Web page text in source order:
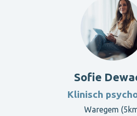
Sofie
Klinisch
Waregem